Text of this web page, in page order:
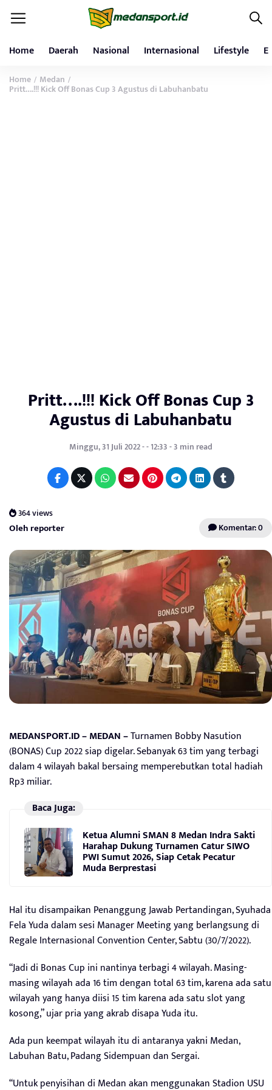
Home Daerah Nasional Internasional Lifestyle
Home / Medan /
Pritt….!!! Kick Off Bonas Cup 3 Agustus di Labuhanbatu
Pritt….!!! Kick Off Bonas Cup 3
Agustus di Labuhanbatu
Minggu, 31 Juli 2022 - - 12:33 - 3 min read
364 views
Oleh reporter Komentar: 0
MEDANSPORT.ID – MEDAN –Turnamen Bobby Nasution
(BONAS) Cup 2022 siap digelar. Sebanyak 63 tim yang terbagi
dalam 4 wilayah bakal bersaing memperebutkan total hadiah
Rp3 miliar.
Baca Juga:
Ketua Alumni SMAN 8 Medan Indra Sakti
Harahap Dukung Turnamen Catur SIWO
PWI Sumut 2026, Siap Cetak Pecatur
Muda Berprestasi
Hal itu disampaikan Penanggung Jawab Pertandingan, Syuhada
Fela Yuda dalam sesi Manager Meeting yang berlangsung di
Regale Internasional Convention Center, Sabtu (30/7/2022).
“Jadi di Bonas Cup ini nantinya terbagi 4 wilayah. Masing-
masing wilayah ada 16 tim dengan total 63 tim, karena ada satu
wilayah yang hanya diisi 15 tim karena ada satu slot yang
kosong,” ujar pria yang akrab disapa Yuda itu.
Ada pun keempat wilayah itu di antaranya yakni Medan,
Labuhan Batu, Padang Sidempuan dan Sergai.
“Untuk penyisihan di Medan akan menggunakan Stadion USU